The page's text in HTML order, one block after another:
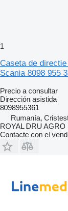
1
Caseta de
Scania 8098 955
Precio a consultar
Dirección asistida
8098955361
Rumanía,
ROYAL DRU AGRO
Contacte con el